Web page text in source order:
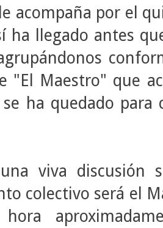
acompaña por el
ha llegado antes
"El Maestro" que
se ha quedado
discusión
colectivo será el